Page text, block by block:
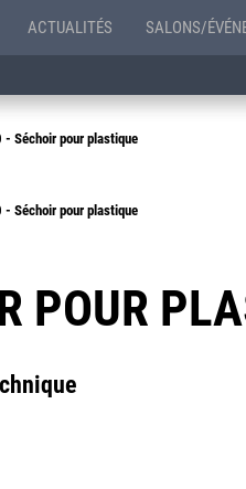
ACTUALITÉS SALONS/
- Séchoir pour plastique
- Séchoir pour plastique
POUR